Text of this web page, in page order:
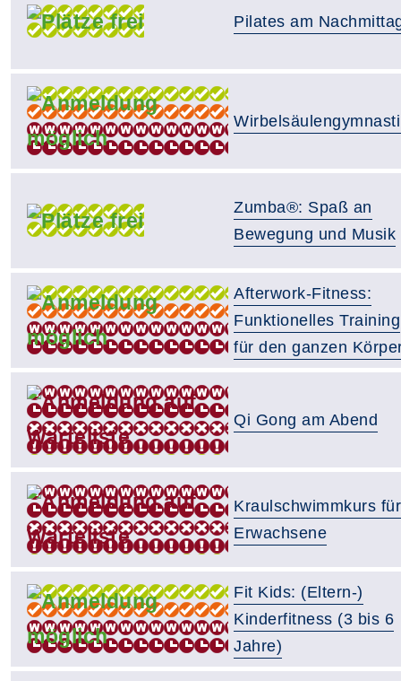
Pilates am
Zumba®: Spaß an
Bewegung und Musik
Afterwork-Fitness:
Funktionelles Training
für den ganzen
Qi Gong am Abend
Kraulschwimmkurs für
Erwachsene
Fit Kids: (Eltern-)
Kinderfitness (3 bis 6
Jahre)